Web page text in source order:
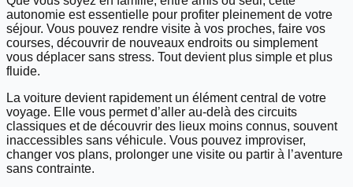
autonomie est essentielle pour profiter pleinement de votre
séjour. Vous pouvez rendre visite à vos proches, faire vos
courses, découvrir de nouveaux endroits ou simplement
vous déplacer sans stress. Tout devient plus simple et plus
fluide.
La voiture devient rapidement un élément central de votre
voyage. Elle vous permet d’aller au-delà des circuits
classiques et de découvrir des lieux moins connus, souvent
inaccessibles sans véhicule. Vous pouvez improviser,
changer vos plans, prolonger une visite ou partir à l’aventure
sans contrainte.